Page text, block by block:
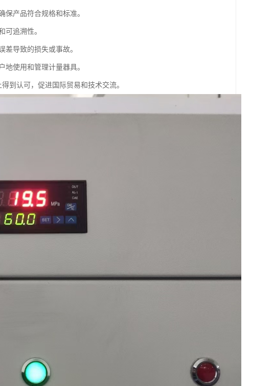
产品符合规格和标准。
可追溯性。
导致的损失或事故。
使用和管理计量器具。
到认可，促进国际贸易和技术交流。